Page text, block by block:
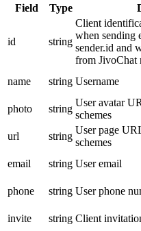
Field Type
id string
Client
when sending
sender.id and
from JivoChat
name string Username
photo
string
User avatar
schemes
url
string
User page
schemes
email
string User email
phone
string User phone
invite
string Client